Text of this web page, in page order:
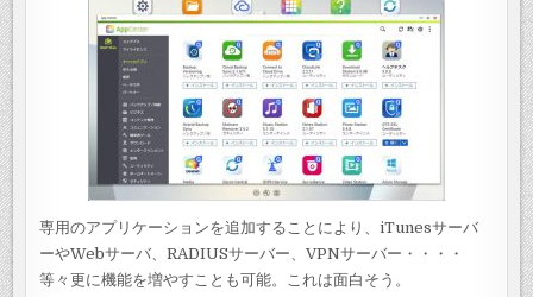
専用のアプリケーションを追加することにより、iTunesサーバ
ーやWebサーバ、RADIUSサーバー、VPNサーバー・・・・
等々更に機能を増やすことも可能。これは面白そう。